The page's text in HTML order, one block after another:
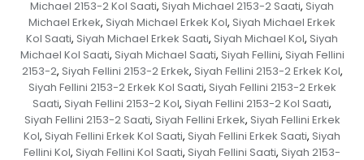
Michael 2153-2 Kol Saati, Siyah Michael 2153-2 Saati, Siyah
Michael Erkek, Siyah Michael Erkek Kol, Siyah Michael Erkek
Kol Saati, Siyah Michael Erkek Saati, Siyah Michael Kol, Siyah
Michael Kol Saati, Siyah Michael Saati, Siyah Fellini, Siyah Fellini
2153-2, Siyah Fellini 2153-2 Erkek, Siyah Fellini 2153-2 Erkek Kol,
Siyah Fellini 2153-2 Erkek Kol Saati, Siyah Fellini 2153-2 Erkek
Saati, Siyah Fellini 2153-2 Kol, Siyah Fellini 2153-2 Kol Saati,
Siyah Fellini 2153-2 Saati, Siyah Fellini Erkek, Siyah Fellini Erkek
Kol, Siyah Fellini Erkek Kol Saati, Siyah Fellini Erkek Saati, Siyah
Fellini Kol, Siyah Fellini Kol Saati, Siyah Fellini Saati, Siyah 2153-